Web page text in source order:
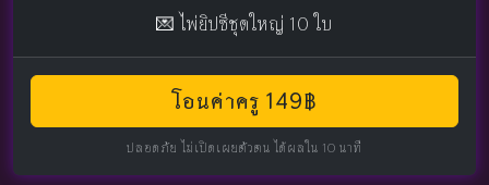
💌 ไพ่ยิปซีชุดใหญ่ 10 ใบ
โอนค่าครู 149฿
ปลอดภัย ไม่เปิดเผยตัวตน ได้ผลใน 10 นาที